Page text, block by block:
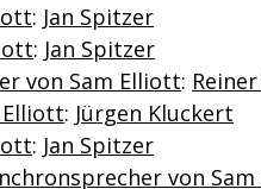
: Jan Spitzer
: Jan Spitzer
von Sam Elliott:
Elliott: Jürgen Kluckert
: Jan Spitzer
von